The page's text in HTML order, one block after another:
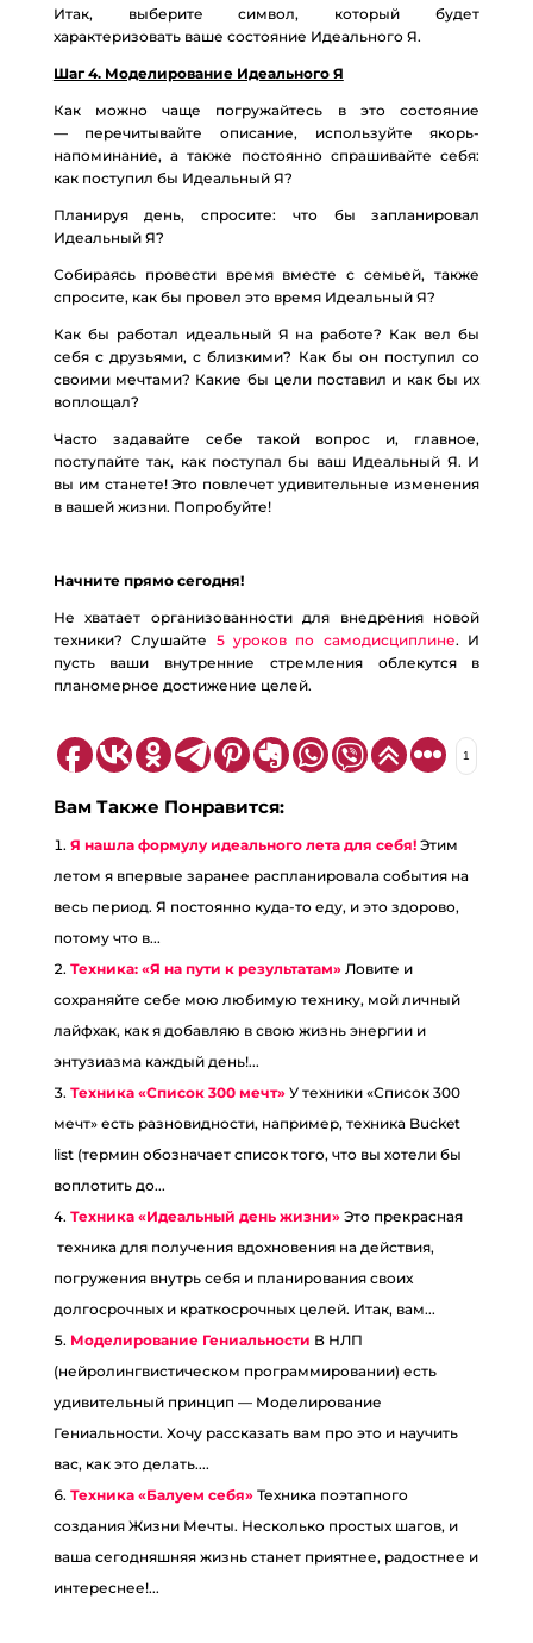
Итак, выберите символ, который будет
характеризовать ваше состояние Идеального Я.
Шаг 4. Моделирование Идеального Я
Как можно чаще погружайтесь в это состояние
— перечитывайте описание, используйте якорь-
напоминание, а также постоянно спрашивайте себя:
как поступил бы Идеальный Я?
Планируя день, спросите: что бы запланировал
Идеальный Я?
Собираясь провести время вместе с семьей, также
спросите, как бы провел это время Идеальный Я?
Как бы работал идеальный Я на работе? Как вел бы
себя с друзьями, с близкими? Как бы он поступил со
своими мечтами? Какие бы цели поставил и как бы их
воплощал?
Часто задавайте себе такой вопрос и, главное,
поступайте так, как поступал бы ваш Идеальный Я. И
вы им станете! Это повлечет удивительные изменения
в вашей жизни. Попробуйте!
Начните прямо сегодня!
Не хватает организованности для внедрения новой
техники? Слушайте 5 уроков по самодисциплине. И
пусть ваши внутренние стремления облекутся в
планомерное достижение целей.
1
Вам Также Понравится:
Я нашла формулу идеального лета для себя! Этим
летом я впервые заранее распланировала события на
весь период. Я постоянно куда-то еду, и это здорово,
потому что в...
Техника: «Я на пути к результатам» Ловите и
сохраняйте себе мою любимую технику, мой личный
лайфхак, как я добавляю в свою жизнь энергии и
энтузиазма каждый день!...
Техника «Список 300 мечт» У техники «Список 300
мечт» есть разновидности, например, техника Bucket
list (термин обозначает список того, что вы хотели бы
воплотить до...
Техника «Идеальный день жизни» Это прекрасная
техника для получения вдохновения на действия,
погружения внутрь себя и планирования своих
долгосрочных и краткосрочных целей. Итак, вам...
Моделирование Гениальности В НЛП
(нейролингвистическом программировании) есть
удивительный принцип — Моделирование
Гениальности. Хочу рассказать вам про это и научить
вас, как это делать....
Техника «Балуем себя» Техника поэтапного
создания Жизни Мечты. Несколько простых шагов, и
ваша сегодняшняя жизнь станет приятнее, радостнее и
интереснее!...